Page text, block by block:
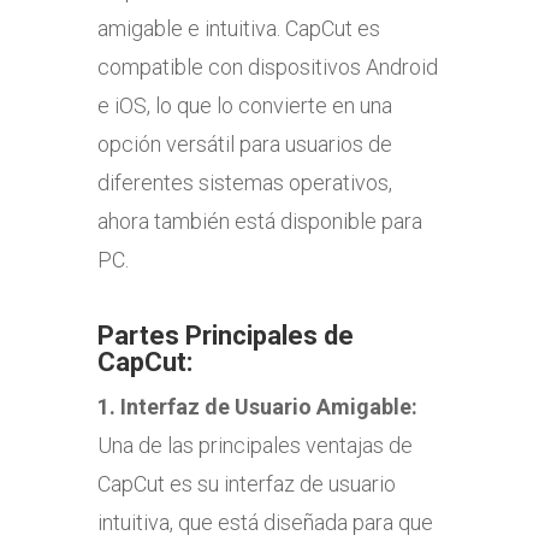
amigable e intuitiva. CapCut es
compatible con dispositivos Android
e iOS, lo que lo convierte en una
opción versátil para usuarios de
diferentes sistemas operativos,
ahora también está disponible para
PC.
Partes Principales de
CapCut:
1. Interfaz de Usuario Amigable:
Una de las principales ventajas de
CapCut es su interfaz de usuario
intuitiva, que está diseñada para que